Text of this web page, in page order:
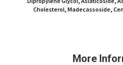
Cholesterol, Madecassoside,
More